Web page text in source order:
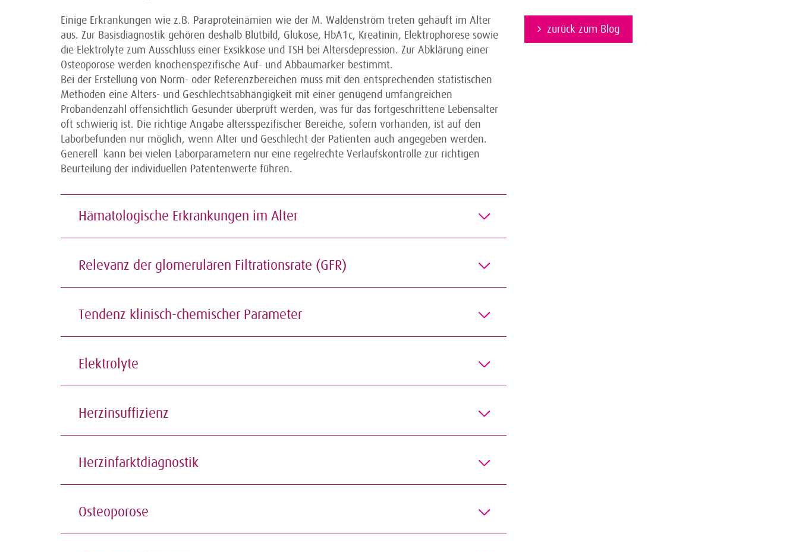
Einige Erkrankungen wie z.B. Paraproteinämien wie der M. Waldenström treten gehäuft im Alter
aus. Zur Basisdiagnostik gehören deshalb Blutbild, Glukose, HbA1c, Kreatinin, Elektrophorese sowie
die Elektrolyte zum Ausschluss einer Exsikkose und TSH bei Altersdepression. Zur Abklärung einer
Osteoporose werden knochenspezifische Auf- und Abbaumarker bestimmt.
Bei der Erstellung von Norm- oder Referenzbereichen muss mit den entsprechenden statistischen
Methoden eine Alters- und Geschlechtsabhängigkeit mit einer genügend umfangreichen
Probandenzahl offensichtlich Gesunder überprüft werden, was für das fortgeschrittene Lebensalter
oft schwierig ist. Die richtige Angabe altersspezifischer Bereiche, sofern vorhanden, ist auf den
Laborbefunden nur möglich, wenn Alter und Geschlecht der Patienten auch angegeben werden.
Generell kann bei vielen Laborparametern nur eine regelrechte Verlaufskontrolle zur richtigen
Beurteilung der individuellen Patentenwerte führen.
Hämatologische Erkrankungen im Alter
Relevanz der glomerulären Filtrationsrate (GFR)
Tendenz klinisch-chemischer Parameter
Elektrolyte
Herzinsuffizienz
Herzinfarktdiagnostik
Osteoporose
zurück zum Blog